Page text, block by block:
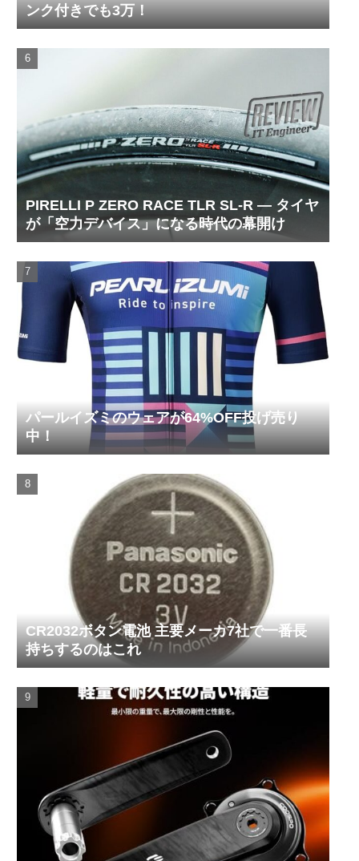
ンク付きでも3万！
PIRELLI P ZERO RACE TLR SL-R ― タイヤ
が「空力デバイス」になる時代の幕開け
パールイズミのウェアが64%OFF投げ売り
中！
CR2032ボタン電池 主要メーカ7社で一番長
持ちするのはこれ